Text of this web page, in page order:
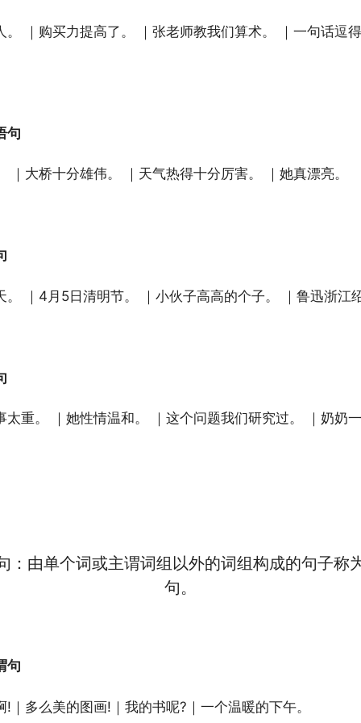
。 ｜购买力提高了。 ｜张老师教我们算术。 ｜一句话逗
句
｜大桥十分雄伟。 ｜天气热得十分厉害。 ｜她真漂亮。
。 ｜4月5日清明节。 ｜小伙子高高的个子。 ｜鲁迅浙江绍
太重。 ｜她性情温和。 ｜这个问题我们研究过。 ｜奶奶
：由单个词或主谓词组以外的词组构成的句子称
句。
句
!｜多么美的图画!｜我的书呢?｜一个温暖的下午。